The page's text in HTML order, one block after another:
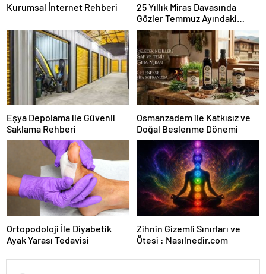
Kurumsal İnternet Rehberi
25 Yıllık Miras Davasında
Gözler Temmuz Ayındaki
Karar Duruşmasına Çevrildi
Eşya Depolama ile Güvenli
Saklama Rehberi
Osmanzadem ile Katkısız ve
Doğal Beslenme Dönemi
Ortopodoloji İle Diyabetik
Ayak Yarası Tedavisi
Zihnin Gizemli Sınırları ve
Ötesi : Nasılnedir.com